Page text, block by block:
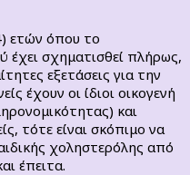
ετών όπου το
έχει σχηματισθεί πλήρως,
εξετάσεις για την
έχουν οι ίδιοι οικογενή
και
τότε είναι σκόπιμο να
χοληστερόλης από
έπειτα.